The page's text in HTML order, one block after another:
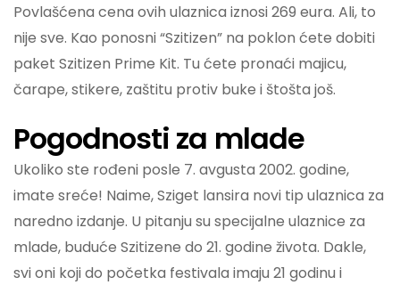
Povlašćena cena ovih ulaznica iznosi 269 eura. Ali, to
nije sve. Kao ponosni “Szitizen” na poklon ćete dobiti
paket Szitizen Prime Kit. Tu ćete pronaći majicu,
čarape, stikere, zaštitu protiv buke i štošta još.
Pogodnosti za mlade
Ukoliko ste rođeni posle 7. avgusta 2002. godine,
imate sreće! Naime, Sziget lansira novi tip ulaznica za
naredno izdanje. U pitanju su specijalne ulaznice za
mlade, buduće Szitizene do 21. godine života. Dakle,
svi oni koji do početka festivala imaju 21 godinu i